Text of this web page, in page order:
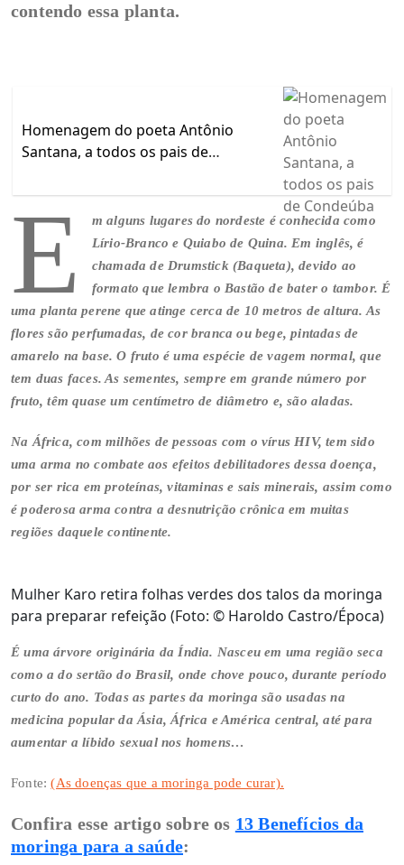
contendo essa planta.
Homenagem do poeta Antônio
Santana, a todos os pais de
E
m alguns lugares do nordeste é conhecida como
Lírio-Branco e Quiabo de Quina. Em inglês, é
chamada de Drumstick (Baqueta), devido ao
formato que lembra o Bastão de bater o tambor. É
uma planta perene que atinge cerca de 10 metros de altura. As
flores são perfumadas, de cor branca ou bege, pintadas de
amarelo na base. O fruto é uma espécie de vagem normal, que
tem duas faces. As sementes, sempre em grande número por
fruto, têm quase um centímetro de diâmetro e, são aladas.
Na África, com milhões de pessoas com o vírus HIV, tem sido
uma arma no combate aos efeitos debilitadores dessa doença,
por ser rica em proteínas, vitaminas e sais minerais, assim como
é poderosa arma contra a desnutrição crônica em muitas
regiões daquele continente.
Mulher Karo retira folhas verdes dos talos da moringa
para preparar refeição (Foto: © Haroldo Castro/Época)
É uma árvore originária da Índia. Nasceu em uma região seca
como a do sertão do Brasil, onde chove pouco, durante período
curto do ano. Todas as partes da moringa são usadas na
medicina popular da Ásia, África e América central, até para
aumentar a líbido sexual nos homens…
Fonte:(As doenças que a moringa pode curar).
Confira esse artigo sobre os 13 Benefícios da
moringa para a saúde: